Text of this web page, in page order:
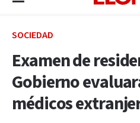
SOCIEDAD
Examen de
Gobierno
médicos